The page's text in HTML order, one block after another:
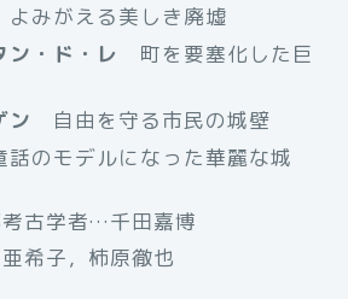
よみがえる美しき廃墟
ン・ド・レ
町を要塞化した巨
ン 自由を守る市民の城壁
のモデルになった華麗な城
考古学者…千田嘉博
亜希子，柿原徹也